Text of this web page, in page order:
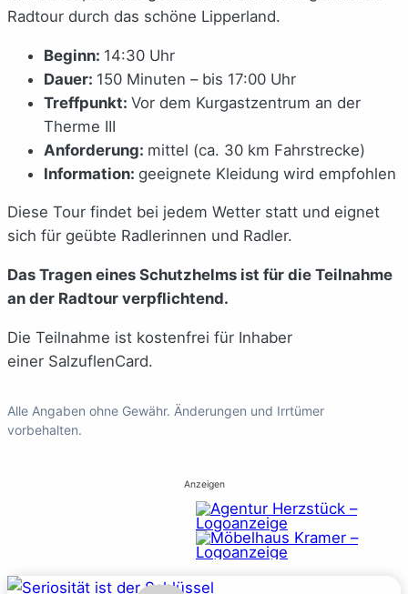
Radtour durch das schöne Lipperland.
Beginn: 14:30 Uhr
Dauer: 150 Minuten – bis 17:00 Uhr
Treffpunkt: Vor dem Kurgastzentrum an der
Therme III
Anforderung: mittel (ca. 30 km Fahrstrecke)
Information: geeignete Kleidung wird empfohlen
Diese Tour findet bei jedem Wetter statt und eignet
sich für geübte Radlerinnen und Radler.
Das Tragen eines Schutzhelms ist für die Teilnahme
an der Radtour verpflichtend.
Die Teilnahme ist kostenfrei für Inhaber
einer SalzuflenCard.
Alle Angaben ohne Gewähr. Änderungen und Irrtümer
vorbehalten.
Anzeigen